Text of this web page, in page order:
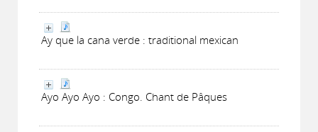
Ay que la cana verde : traditional mexican
Ayo Ayo Ayo : Congo. Chant de Pâques